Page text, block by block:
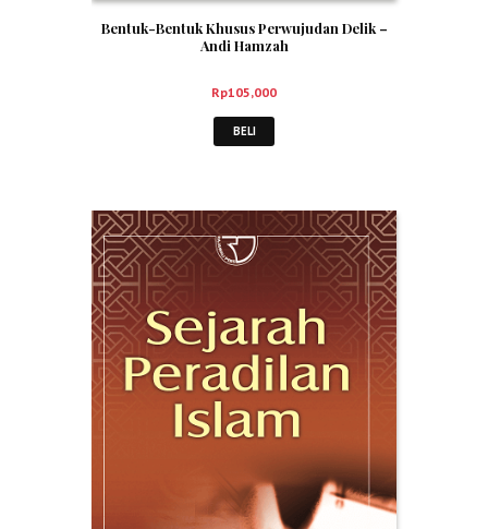
Bentuk-Bentuk Khusus Perwujudan Delik –
Andi Hamzah
Rp105,000
BELI